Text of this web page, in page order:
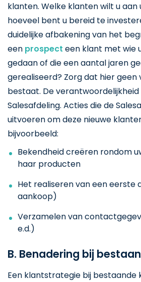
klanten. Welke klanten wilt u aan
hoeveel bent u bereid te
duidelijke afbakening van het
een prospect een klant met wie
gedaan of die een aantal jaren
gerealiseerd? Zorg dat hier
bestaat. De
Salesafdeling. Acties die de
uitvoeren om deze nieuwe
bijvoorbeeld:
Bekendheid creëren rondom
haar producten
Het realiseren van een eerste
aankoop)
Verzamelen van
e.d.)
B. Benadering bij
Een klantstrategie bij